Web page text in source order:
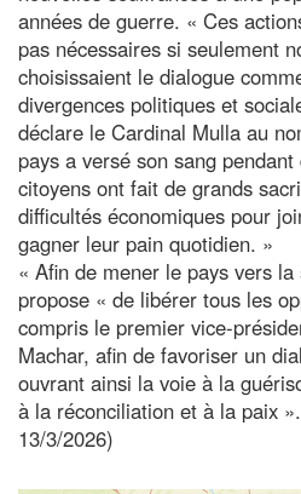
années de guerre. « Ces
pas nécessaires si seulement
choisissaient le dialogue
divergences politiques et
déclare le Cardinal Mulla au
pays a versé son sang
citoyens ont fait de grands
difficultés économiques pour
gagner leur pain quotidien. »
« Afin de mener le pays vers
propose « de libérer tous les
compris le premier vice-
Machar, afin de favoriser un
ouvrant ainsi la voie à la
à la réconciliation et à la paix
13/3/2026)